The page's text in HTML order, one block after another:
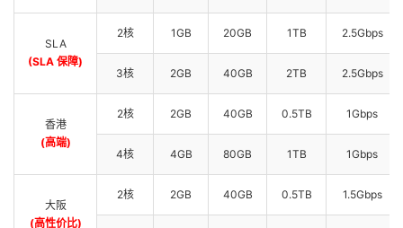
SLA
(SLA 保障)
2核 1GB 20GB 1TB 2.5Gbps
3核 2GB 40GB 2TB 2.5Gbps
香港
(高端)
2核 2GB 40GB 0.5TB 1Gbps
4核 4GB 80GB 1TB 1Gbps
大阪
(高性价比)
2核 2GB 40GB 0.5TB 1.5Gbps